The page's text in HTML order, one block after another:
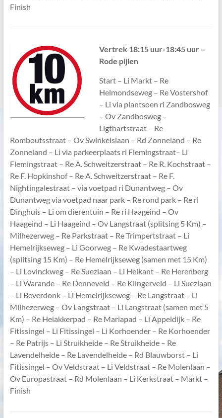
Finish
Vertrek 18:15 uur-18:45 uur –
Rode pijlen
Start – Li Markt – Re
Helmondseweg – Re Vostershof
– Li via plantsoen ri Zandbosweg
– Ov Zandbosweg –
Ligthartstraat – Re
Romboutsstraat – Ov Swinkelslaan – Rd Zonneland – Re
Zonneland – Li via parkeerplaats ri Flemingstraat– Li
Flemingstraat – Re A. Schweitzerstraat – Re R. Kochstraat –
Re F. Hopkinshof – Re A. Schweitzerstraat – Re F.
Nightingalestraat – via voetpad ri Dunantweg – Ov
Dunantweg via voetpad naar park – Re rond park – Re ri
Dinghuis – Li om dierentuin – Re ri Haageind – Ov
Haageind – Li Haageind – Ov Langstraat (splitsing 5 Km) –
Milhezerweg – Re Parkstraat – Re Trimpertstraat – Li
Hemelrijkseweg – Li Goorweg – Re Kwadestaartweg
(splitsing 15 Km) – Re Hemelrijkseweg (samen met 15 Km)
– Li Lovinckweg – Re Suezlaan – Li Heikant – Re Herenberg
– Li Warande – Re Denneveld – Re Klingerveld – Li Suezlaan
– Li Beverdonk – Li Hemelrijkseweg – Re Langstraat – Li
Milhezerweg – Ov Langstraat – Li Langstraat (samen met 5
Km) – Re Heiakkerpad – Re Mariapad – Li Appeldijk – Re
Fitissingel – Li Fitissingel – Li Korhoender – Re Korhoender
– Re Patrijs – Li Struikheide – Re Struikheide – Re
Lavendelheide – Re Lavendelheide – Rd Blauwborst – Li
Fitissingel – Ov Veldstraat – Li Veldstraat – Re Molenlaan –
Ov Europastraat – Rd Molenlaan – Li Kerkstraat – Markt –
Finish